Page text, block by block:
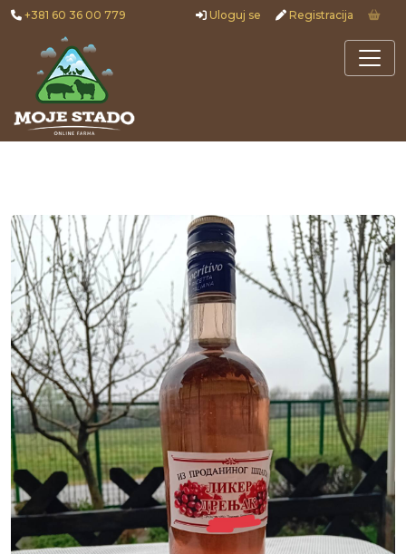
+381 60 36 00 779 Uloguj se Registracija